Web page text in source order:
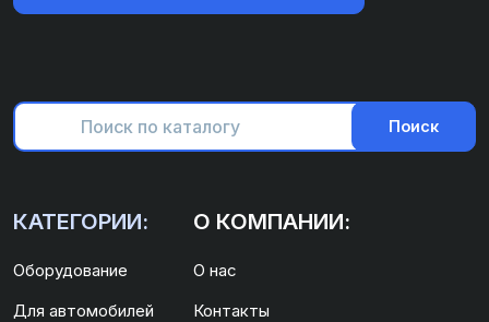
Поиск
КАТЕГОРИИ:
Оборудование
Для автомобилей
О КОМПАНИИ:
О нас
Контакты